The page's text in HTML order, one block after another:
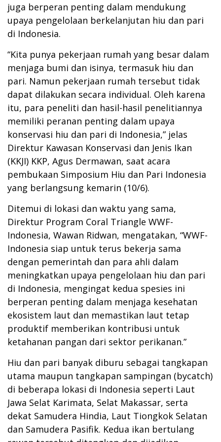
juga berperan penting dalam mendukung
upaya pengelolaan berkelanjutan hiu dan pari
di Indonesia.
“Kita punya pekerjaan rumah yang besar dalam
menjaga bumi dan isinya, termasuk hiu dan
pari. Namun pekerjaan rumah tersebut tidak
dapat dilakukan secara individual. Oleh karena
itu, para peneliti dan hasil-hasil penelitiannya
memiliki peranan penting dalam upaya
konservasi hiu dan pari di Indonesia,” jelas
Direktur Kawasan Konservasi dan Jenis Ikan
(KKJI) KKP, Agus Dermawan, saat acara
pembukaan Simposium Hiu dan Pari Indonesia
yang berlangsung kemarin (10/6).
Ditemui di lokasi dan waktu yang sama,
Direktur Program Coral Triangle WWF-
Indonesia, Wawan Ridwan, mengatakan, “WWF-
Indonesia siap untuk terus bekerja sama
dengan pemerintah dan para ahli dalam
meningkatkan upaya pengelolaan hiu dan pari
di Indonesia, mengingat kedua spesies ini
berperan penting dalam menjaga kesehatan
ekosistem laut dan memastikan laut tetap
produktif memberikan kontribusi untuk
ketahanan pangan dari sektor perikanan.”
Hiu dan pari banyak diburu sebagai tangkapan
utama maupun tangkapan sampingan (bycatch)
di beberapa lokasi di Indonesia seperti Laut
Jawa Selat Karimata, Selat Makassar, serta
dekat Samudera Hindia, Laut Tiongkok Selatan
dan Samudera Pasifik. Kedua ikan bertulang